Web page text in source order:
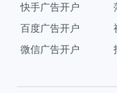
快手广告开户
百度广告开户
微信广告开户